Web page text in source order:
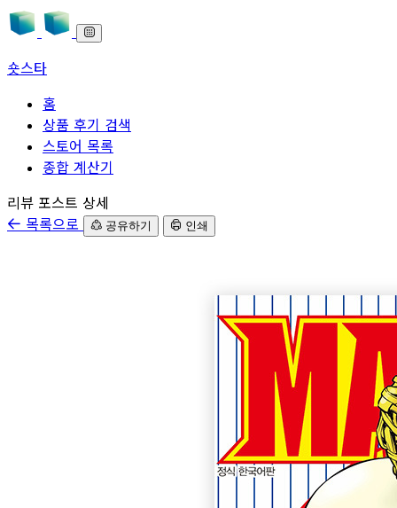
숏스타
홈
상품 후기 검색
스토어 목록
종합 계산기
본문으로 바로가기
리뷰 포스트 상세
목록으로
공유하기 인쇄